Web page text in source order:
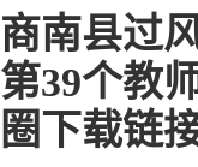
商南县过
第39个教
圈下载链